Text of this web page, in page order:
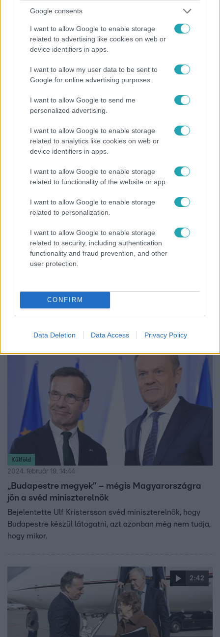
Google consents
I want to allow Google to enable storage
related to advertising like cookies on web or
device identifiers in apps.
I want to allow my user data to be sent to
Google for online advertising purposes.
I want to allow Google to send me
personalized advertising.
I want to allow Google to enable storage
related to analytics like cookies on web or
device identifiers in apps.
I want to allow Google to enable storage
related to functionality of the website or app.
I want to allow Google to enable storage
related to personalization.
I want to allow Google to enable storage
related to security, including authentication
functionality and fraud prevention, and other
user protection.
CONFIRM
Data Deletion Data Access Privacy Policy
2024. február 27. 14:00
Magyarország behódolt a Nyugatnak – így
ratifikálására
A svéd NATO-csatlakozás magyar ratifikálásával
Konsztantyin Koszacsov szerint csapás érte az európai
Külföld
2024. február 26. 20:17
Ulf Kristersson: Svédország most feladja 200 éves
Az Egyesült Államok, az Egyesült Királyság, Németország
és Franciaország is üdvözölte a svéd NATO-csatlakozás
Külföld
2024. február 19. 14:44
„Budapestre megyek” – mégis Magyarországra
jön a svéd miniszterelnök
Bejelentette Ulf Kristersson svéd miniszterelnök, hogy
Budapestre készül látogatni, azt azonban még nem tudja,
hogy mikor.
2:42